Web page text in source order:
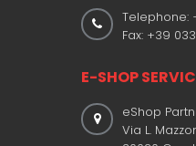
Telephone:
Fax: +39
E-SHOP
eShop
Via L.